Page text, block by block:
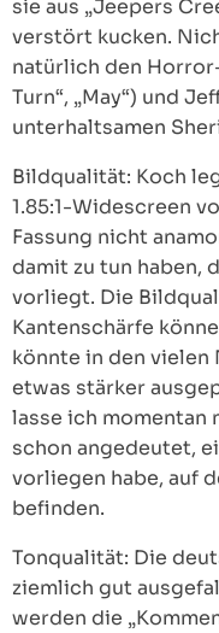
sie aus „Jeepers
verstört kucken.
natürlich den
Turn“, „May“) und
unterhaltsamen
Bildqualität: Koch
1.85:1-Widescreen
Fassung nicht
damit zu tun haben,
vorliegt. Die
Kantenschärfe
könnte in den vielen
etwas stärker
lasse ich momentan
schon angedeutet,
vorliegen habe, auf
befinden.
Tonqualität: Die
ziemlich gut
werden die